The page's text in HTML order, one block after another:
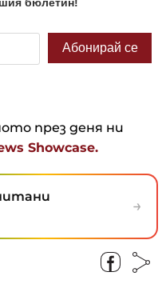
през деня ни
Showcase.
→